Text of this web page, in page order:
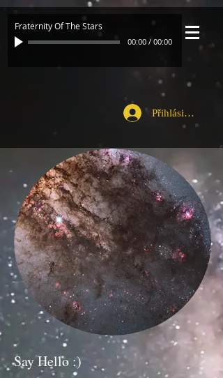
Fraternity Of The Stars
00:00 / 00:00
Přihlásit se
Say Hello :)